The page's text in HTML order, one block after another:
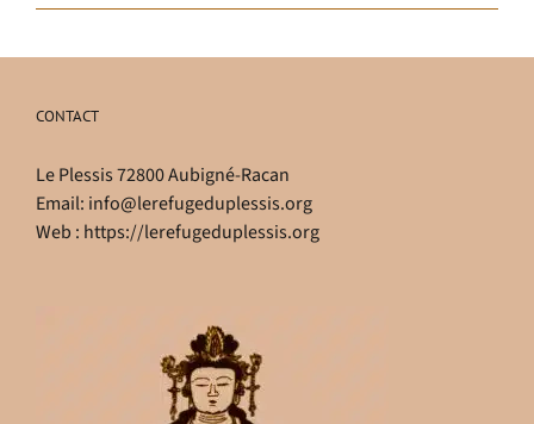
CONTACT
Le Plessis 72800 Aubigné-Racan
Email: info@lerefugeduplessis.org
Web : https://lerefugeduplessis.org